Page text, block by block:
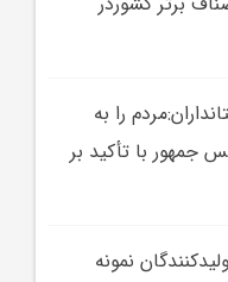
را به
جمهور با تأکيد بر
نمونه